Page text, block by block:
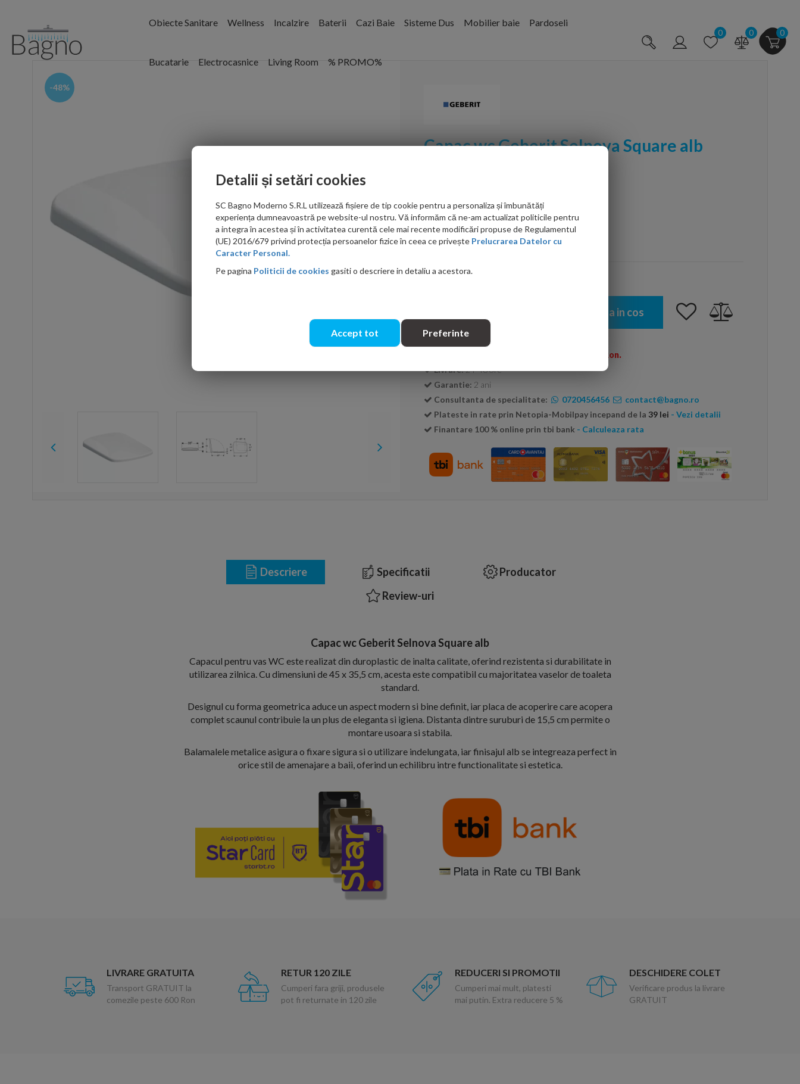
Obiecte Sanitare Wellness Incalzire Baterii Cazi Baie Sisteme Dus Mobilier baie Pardoseli
Bucatarie Electrocasnice Living Room % PROMO%
0 0 0
-48%
Capac wc Geberit Selnova Square alb
PRP: 450.00 RON
235.00 RON
Ati gasit in alta parte mai ieftin?
Adauga in cos
Transport GRATUIT la comenzi peste 600 Ron.
Livrare:24-48 ore
Garantie: 2 ani
Consultanta de specialitate:
0720456456
contact@bagno.ro
Plateste in rate prin Netopia-Mobilpay incepand de la 39 lei - Vezi detalii
Finantare 100 % online prin tbi bank - Calculeaza rata
Descriere Specificatii
Producator
Review-uri
Capac wc Geberit Selnova Square alb
Capacul pentru vas WC este realizat din duroplastic de inalta calitate, oferind rezistenta si durabilitate in
utilizarea zilnica. Cu dimensiuni de 45 x 35,5 cm, acesta este compatibil cu majoritatea vaselor de toaleta
standard.
Designul cu forma geometrica aduce un aspect modern si bine definit, iar placa de acoperire care acopera
complet scaunul contribuie la un plus de eleganta si igiena. Distanta dintre suruburi de 15,5 cm permite o
montare usoara si stabila.
Balamalele metalice asigura o fixare sigura si o utilizare indelungata, iar finisajul alb se integreaza perfect in
orice stil de amenajare a baii, oferind un echilibru intre functionalitate si estetica.
LIVRARE GRATUITA
Transport GRATUIT la
comezile peste 600 Ron
RETUR 120 ZILE
Cumperi fara griji, produsele
pot fi returnate in 120 zile
REDUCERI SI PROMOTII
Cumperi mai mult, platesti
mai putin. Extra reducere 5 %
DESCHIDERE COLET
Verificare produs la livrare
GRATUIT
Detalii și setări cookies
SC Bagno Moderno S.R.L utilizează fișiere de tip cookie pentru a personaliza și îmbunătăți
experiența dumneavoastră pe website-ul nostru. Vă informăm că ne-am actualizat politicile pentru
a integra în acestea și în activitatea curentă cele mai recente modificări propuse de Regulamentul
(UE) 2016/679 privind protecția persoanelor fizice în ceea ce privește Prelucrarea Datelor cu
Caracter Personal.
Pe pagina Politicii de cookies gasiti o descriere in detaliu a acestora.
Accept tot Preferinte